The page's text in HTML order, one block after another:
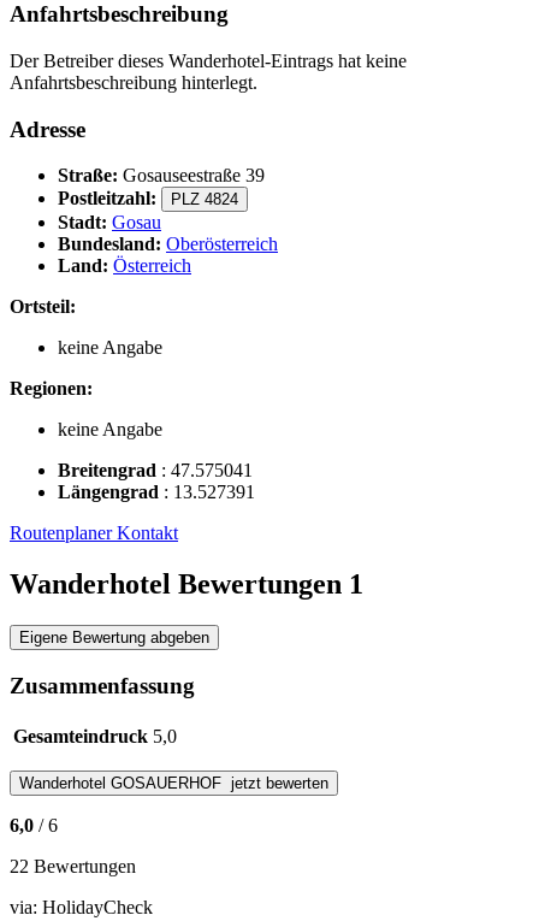
Anfahrtsbeschreibung
Der Betreiber dieses Wanderhotel-Eintrags hat keine
Anfahrtsbeschreibung hinterlegt.
Adresse
Straße: Gosauseestraße 39
Postleitzahl:
PLZ 4824
Stadt: Gosau
Bundesland: Oberösterreich
Land: Österreich
Ortsteil:
keine Angabe
Regionen:
keine Angabe
Breitengrad : 47.575041
Längengrad : 13.527391
RoutenplanerKontakt
Wanderhotel Bewertungen 1
Eigene Bewertung abgeben
Zusammenfassung
Gesamteindruck 5,0
Wanderhotel GOSAUERHOF jetzt bewerten
6,0 / 6
22 Bewertungen
via: HolidayCheck